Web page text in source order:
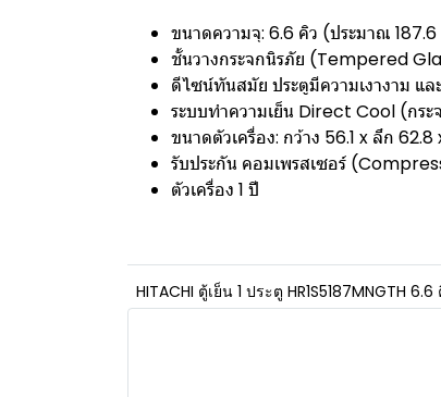
ขนาดความจุ: 6.6 คิว (ประมาณ
ชั้นวางกระจกนิรภัย (Tempered
ดีไซน์ทันสมัย ประตูมีความเงางาม แ
ระบบทำความเย็น Direct Cool (กระ
ขนาดตัวเครื่อง: กว้าง 56.1 x ลึก 62.8
รับประกัน คอมเพรสเซอร์
ตัวเครื่อง 1 ปี
HITACHI ตู้เย็น 1 ประตู HR1S5187MNGTH